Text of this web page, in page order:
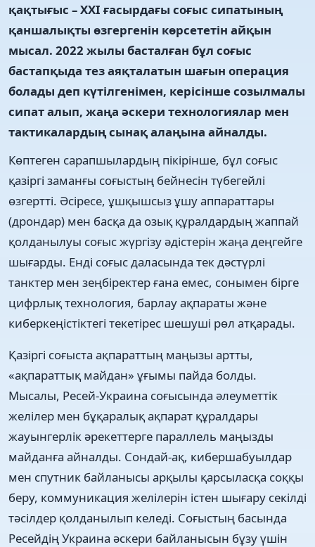
қақтығыс – ХХІ ғасырдағы соғыс сипатының
қаншалықты өзгергенін көрсететін айқын
мысал. 2022 жылы басталған бұл соғыс
бастапқыда тез аяқталатын шағын операция
болады деп күтілгенімен, керісінше созылмалы
сипат алып, жаңа әскери технологиялар мен
тактикалардың сынақ алаңына айналды.
Көптеген сарапшылардың пікірінше, бұл соғыс
қазіргі заманғы соғыстың бейнесін түбегейлі
өзгертті. Әсіресе, ұшқышсыз ұшу аппараттары
(дрондар) мен басқа да озық құралдардың жаппай
қолданылуы соғыс жүргізу әдістерін жаңа деңгейге
шығарды. Енді соғыс даласында тек дәстүрлі
танктер мен зеңбіректер ғана емес, сонымен бірге
цифрлық технология, барлау ақпараты және
киберкеңістіктегі текетірес шешуші рөл атқарады.
Қазіргі соғыста ақпараттың маңызы артты,
«ақпараттық майдан» ұғымы пайда болды.
Мысалы, Ресей-Украина соғысында әлеуметтік
желілер мен бұқаралық ақпарат құралдары
жауынгерлік әрекеттерге параллель маңызды
майданға айналды. Сондай-ақ, кибершабуылдар
мен спутник байланысы арқылы қарсыласқа соққы
беру, коммуникация желілерін істен шығару секілді
тәсілдер қолданылып келеді. Соғыстың басында
Ресейдің Украина әскери байланысын бұзу үшін